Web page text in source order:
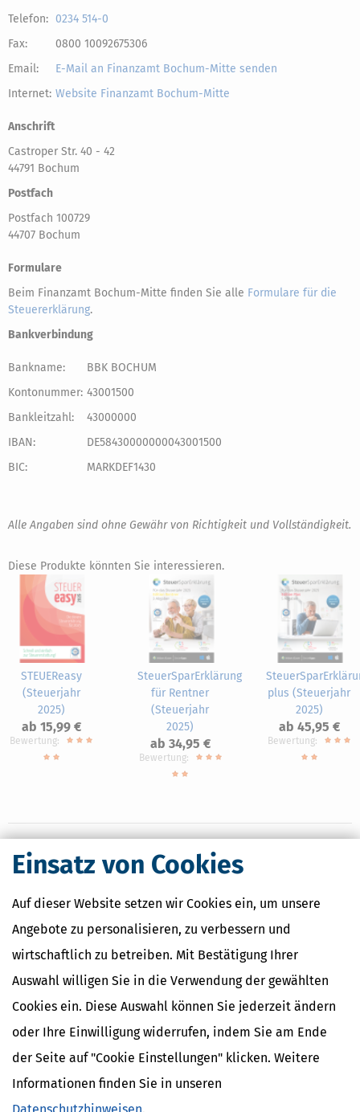
Einsatz von Cookies
Auf dieser Website setzen wir Cookies ein, um unsere
Angebote zu personalisieren, zu verbessern und
wirtschaftlich zu betreiben. Mit Bestätigung Ihrer
Auswahl willigen Sie in die Verwendung der gewählten
Cookies ein. Diese Auswahl können Sie jederzeit ändern
oder Ihre Einwilligung widerrufen, indem Sie am Ende
der Seite auf "Cookie Einstellungen" klicken. Weitere
Informationen finden Sie in unseren
Telefon: 0234 514-0
Fax:
0800 10092675306
Email:
E-Mail an Finanzamt Bochum-Mitte senden
Internet: Website Finanzamt Bochum-Mitte
Anschrift
Castroper Str. 40 - 42
44791 Bochum
Postfach
Postfach 100729
44707 Bochum
Formulare
Beim Finanzamt Bochum-Mitte finden Sie alle Formulare für die
Steuererklärung.
Bankverbindung
Bankname:
BBK BOCHUM
Kontonummer: 43001500
Bankleitzahl:
43000000
IBAN:
DE58430000000043001500
BIC:
MARKDEF1430
Alle Angaben sind ohne Gewähr von Richtigkeit und Vollständigkeit.
Diese Produkte könnten Sie interessieren.
STEUEReasy
(Steuerjahr
2025)
ab 15,99 €
Bewertung:
SteuerSparErklärung
für Rentner
(Steuerjahr
2025)
ab 34,95 €
Bewertung:
plus (Steuerjahr
2025)
ab 45,95 €
Bewertung:
Nahe Finanzämter
Finanzamt Bochum-Süd
Finanzamt Dortmund-Hörde
Finanzamt Dortmund-Unna
Finanzamt Dortmund-West